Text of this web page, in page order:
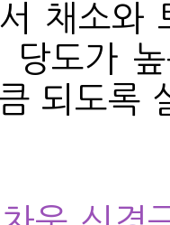
채소와
당도가
되도록